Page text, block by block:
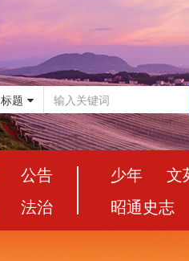
标题
公告
法治
少年 文
昭通史志